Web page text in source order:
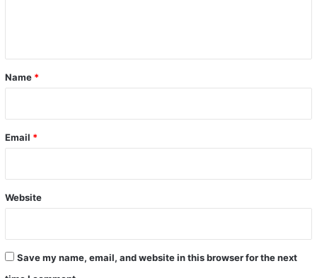
*
Name *
Email *
Website
Save my name, email, and website in this browser for the next